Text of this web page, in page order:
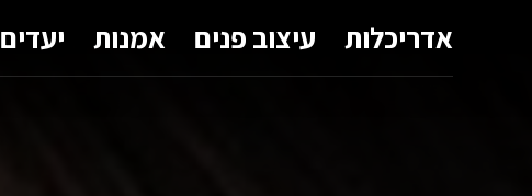
אדריכלות עיצוב פנים אמנות יעדים